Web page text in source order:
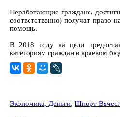
Неработающие граждане,
соответственно) получат право
помощь.
В 2018 году на цели
категориям граждан в краевом
Экономика, Деньги, Шпорт